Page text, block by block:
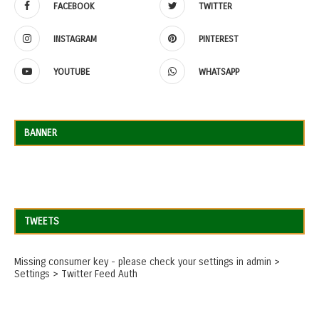
FACEBOOK TWITTER
INSTAGRAM PINTEREST
YOUTUBE WHATSAPP
BANNER
TWEETS
Missing consumer key - please check your settings in admin >
Settings > Twitter Feed Auth